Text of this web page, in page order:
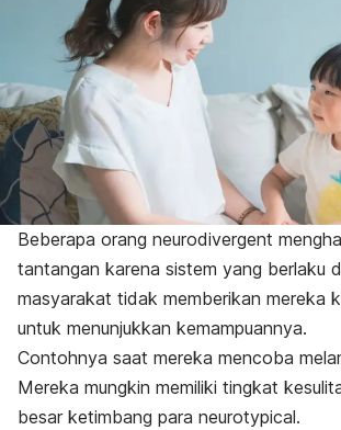
Beberapa orang neurodivergent
tantangan karena sistem yang berlaku
masyarakat tidak memberikan mereka
untuk menunjukkan kemampuannya.
Contohnya saat mereka mencoba
Mereka mungkin memiliki tingkat
besar ketimbang para neurotypical.